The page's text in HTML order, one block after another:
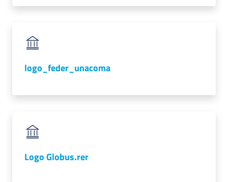
logo_feder_unacoma
Logo Globus.rer